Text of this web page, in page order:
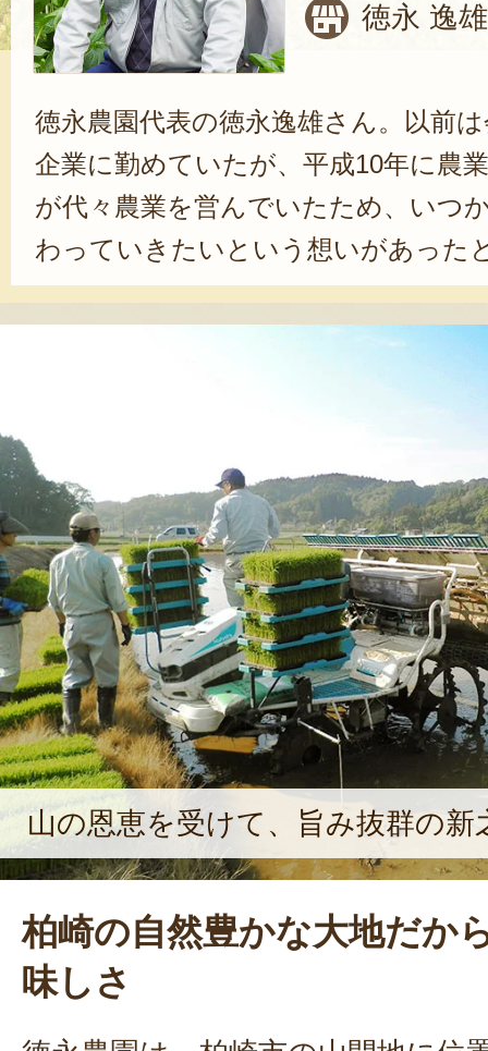
徳永 逸
徳永農園代表の徳永逸雄さん。以前
企業に勤めていたが、平成10年に農
が代々農業を営んでいたため、いつ
わっていきたいという想いがあった
に農園を法人化し、現在、経営面積
作面積12ヘクタール、施設や露地野
者の農業離れが進む現状を打開する
して社会保険に加入し、年次有給休
の会社員と同じにすることが理想で
若者の新規雇用にも積極的に取り組
山の恩恵を受けて、旨み抜群の新
柏崎の自然豊かな大地だか
味しさ